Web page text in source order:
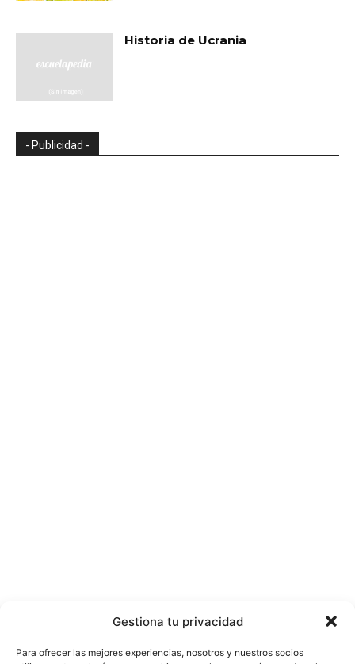
Gestiona tu privacidad
Para ofrecer las mejores experiencias, nosotros y nuestros socios
Historia de Ucrania
- Publicidad -